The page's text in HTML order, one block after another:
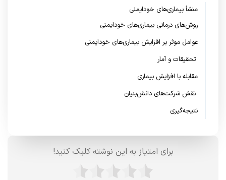
منشأ بیماری‌های خودایمنی
روش‌های درمانی بیماری‌های خودایمنی
عوامل موثر بر افزایش بیماری‌های خودایمنی
تحقیقات و آمار
مقابله با افزایش بیماری
نقش شرکت‌های دانش‌بنیان
نتیجه‌گیری
برای امتیاز به این نوشته کلیک کنید!